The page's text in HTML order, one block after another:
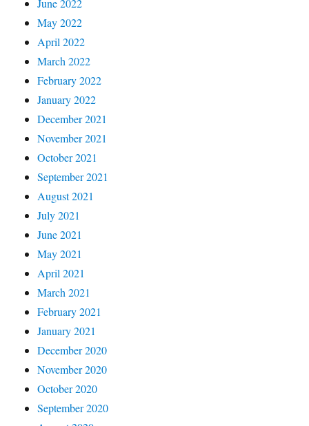
May 2022
April 2022
March 2022
February 2022
January 2022
December 2021
November 2021
October 2021
September 2021
August 2021
July 2021
June 2021
May 2021
April 2021
March 2021
February 2021
January 2021
December 2020
November 2020
October 2020
September 2020